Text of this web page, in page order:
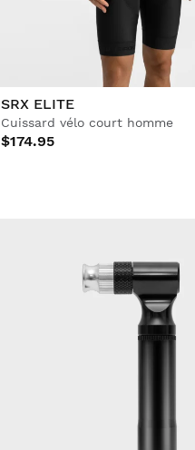
SRX ELITE
Cuissard vélo court homme
$174.95